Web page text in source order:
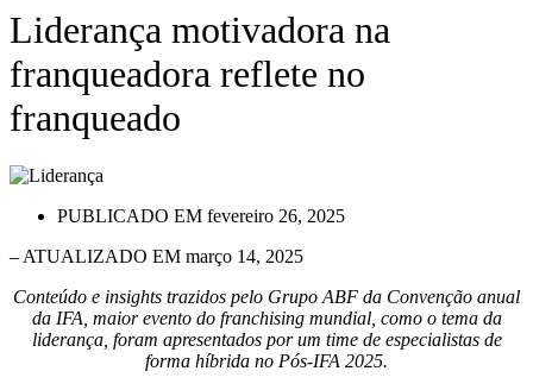
Liderança motivadora na
franqueadora reflete no
franqueado
PUBLICADO EM fevereiro 26, 2025
– ATUALIZADO EM março 14, 2025
Conteúdo e insights trazidos pelo Grupo ABF da Convenção anual
da IFA, maior evento do franchising mundial, como o tema da
liderança, foram apresentados por um time de especialistas de
forma híbrida no Pós-IFA 2025.